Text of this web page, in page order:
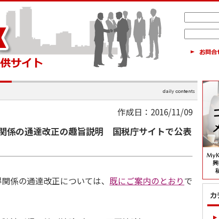
作成日：2016/11/09
係の通達改正の趣旨説明 国税庁サイトで公表
の通達改正については、 既にご案内のとおりで